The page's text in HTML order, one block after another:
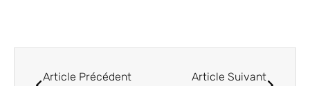
Article Précédent Article Suivant